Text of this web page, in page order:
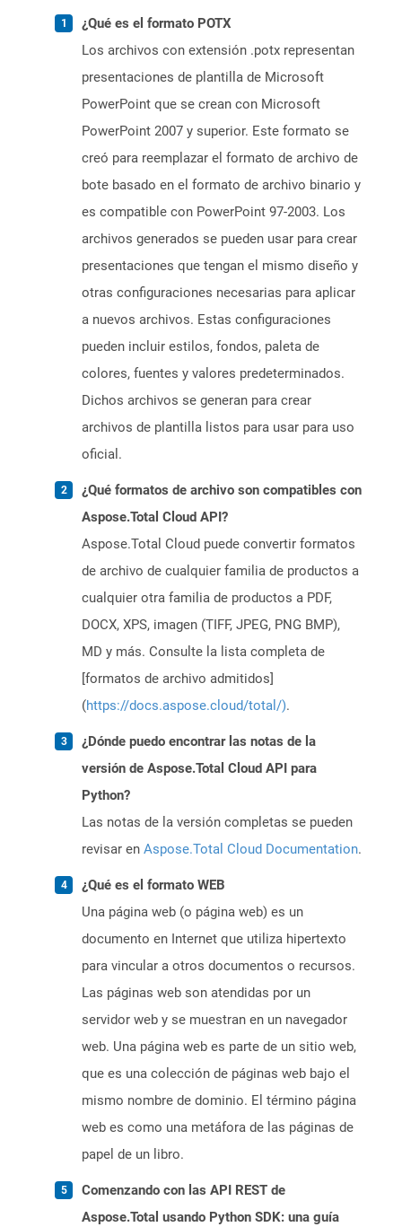
¿Qué es el formato POTX
Los archivos con extensión .potx representan
presentaciones de plantilla de Microsoft
PowerPoint que se crean con Microsoft
PowerPoint 2007 y superior. Este formato se
creó para reemplazar el formato de archivo de
bote basado en el formato de archivo binario y
es compatible con PowerPoint 97-2003. Los
archivos generados se pueden usar para crear
presentaciones que tengan el mismo diseño y
otras configuraciones necesarias para aplicar
a nuevos archivos. Estas configuraciones
pueden incluir estilos, fondos, paleta de
colores, fuentes y valores predeterminados.
Dichos archivos se generan para crear
archivos de plantilla listos para usar para uso
oficial.
¿Qué formatos de archivo son compatibles con
Aspose.Total Cloud API?
Aspose.Total Cloud puede convertir formatos
de archivo de cualquier familia de productos a
cualquier otra familia de productos a PDF,
DOCX, XPS, imagen (TIFF, JPEG, PNG BMP),
MD y más. Consulte la lista completa de
[formatos de archivo admitidos]
(https://docs.aspose.cloud/total/).
¿Dónde puedo encontrar las notas de la
versión de Aspose.Total Cloud API para
Python?
Las notas de la versión completas se pueden
revisar en Aspose.Total Cloud Documentation.
¿Qué es el formato WEB
Una página web (o página web) es un
documento en Internet que utiliza hipertexto
para vincular a otros documentos o recursos.
Las páginas web son atendidas por un
servidor web y se muestran en un navegador
web. Una página web es parte de un sitio web,
que es una colección de páginas web bajo el
mismo nombre de dominio. El término página
web es como una metáfora de las páginas de
papel de un libro.
Comenzando con las API REST de
Aspose.Total usando Python SDK: una guía